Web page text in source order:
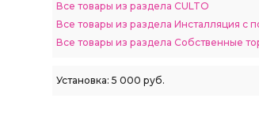
Все товары из раздела CULTO
Все товары из раздела Инсталляция с
Все товары из раздела Собственные
Установка: 5 000 руб.